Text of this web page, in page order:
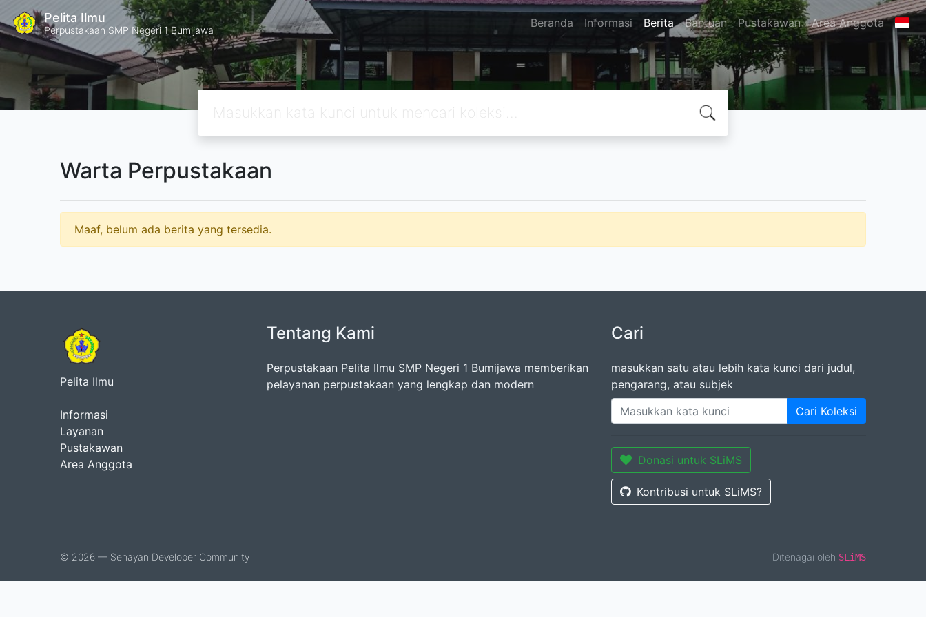
Pelita Ilmu
Perpustakaan SMP Negeri 1 Bumijawa Beranda Informasi Berita Bantuan Pustakawan Area Anggota
Warta Perpustakaan
Maaf, belum ada berita yang tersedia.
Pelita Ilmu
Informasi
Layanan
Pustakawan
Area Anggota
Tentang Kami
Perpustakaan Pelita Ilmu SMP Negeri 1 Bumijawa memberikan
pelayanan perpustakaan yang lengkap dan modern
Cari
masukkan satu atau lebih kata kunci dari judul,
pengarang, atau subjek
Cari Koleksi
Donasi untuk SLiMS
Kontribusi untuk SLiMS?
© 2026 — Senayan Developer Community Ditenagai oleh SLiMS